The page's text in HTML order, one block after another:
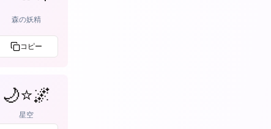
森の妖精
コピー
🌙⭐🌌
星空